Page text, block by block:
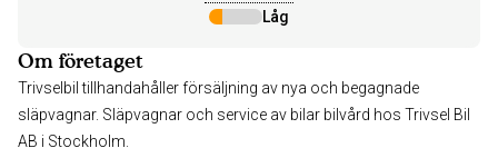
Låg
Om företaget
Trivselbil tillhandahåller försäljning av nya och begagnade
släpvagnar. Släpvagnar och service av bilar bilvård hos Trivsel Bil
AB i Stockholm.